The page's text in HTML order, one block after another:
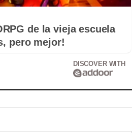
de la vieja escuela
pero mejor!
DISCOVER WITH